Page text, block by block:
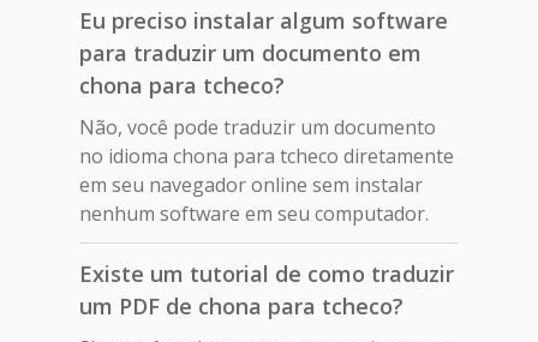
Eu preciso instalar algum software
para traduzir um documento em
chona para tcheco?
Não, você pode traduzir um documento
no idioma chona para tcheco diretamente
em seu navegador online sem instalar
nenhum software em seu computador.
Existe um tutorial de como traduzir
um PDF de chona para tcheco?